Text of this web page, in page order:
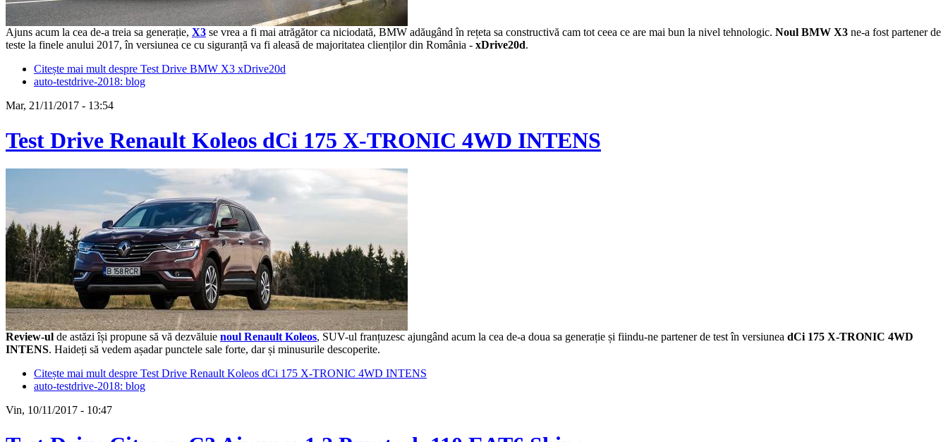
Ajuns acum la cea de-a treia sa generație, X3 se vrea a fi mai atrăgător ca niciodată, BMW adăugând în rețeta sa constructivă cam tot ceea ce are mai bun la nivel tehnologic. Noul BMW X3 ne-a fost partener de
teste la finele anului 2017, în versiunea ce cu siguranță va fi aleasă de majoritatea clienților din România - xDrive20d.
Citește mai multdespre Test Drive BMW X3 xDrive20d
auto-testdrive-2018: blog
Mar, 21/11/2017 - 13:54
Test Drive Renault Koleos dCi 175 X-TRONIC 4WD INTENS
Review-ul de astăzi își propune să vă dezvăluie noul Renault Koleos, SUV-ul franțuzesc ajungând acum la cea de-a doua sa generație și fiindu-ne partener de test în versiunea dCi 175 X-TRONIC 4WD
INTENS. Haideți să vedem așadar punctele sale forte, dar și minusurile descoperite.
Citește mai mult despre Test Drive Renault Koleos dCi 175 X-TRONIC 4WD INTENS
auto-testdrive-2018: blog
Vin, 10/11/2017 - 10:47